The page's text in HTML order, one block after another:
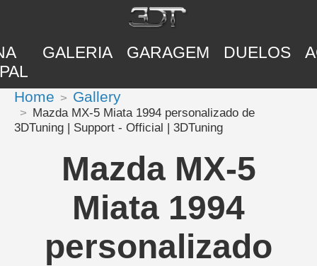
GALERIA GARAGEM DUELOS
Home Gallery
Mazda MX-5 Miata 1994 personalizado de
3DTuning | Support - Official | 3DTuning
Mazda MX-5
Miata 1994
personalizado